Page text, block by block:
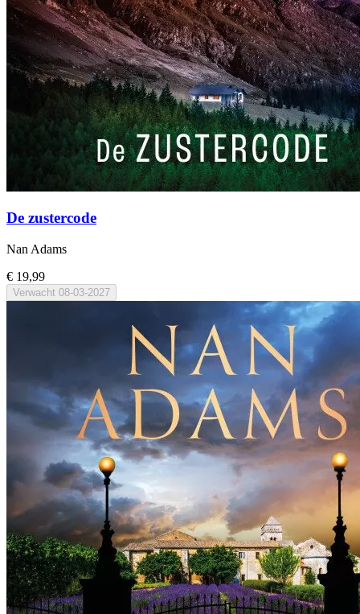
De zustercode
Nan Adams
€ 19,99
Verwacht 08-03-2027